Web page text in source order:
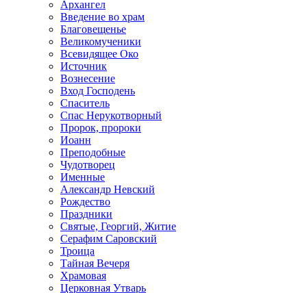
Архангел
Введение во храм
Благовещенье
Великомученики
Всевидящее Око
Источник
Вознесение
Вход Господень
Спаситель
Спас Нерукотворный
Пророк, пророки
Иоанн
Преподобные
Чудотворец
Именные
Александр Невский
Рождество
Праздники
Святые, Георгий, Житие
Серафим Саровский
Троица
Тайная Вечеря
Храмовая
Церковная Утварь